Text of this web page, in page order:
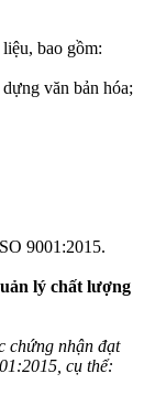
bao gồm:
văn bản hóa;
9001:2015.
lý chất lượng
chứng nhận đạt
cụ thể: